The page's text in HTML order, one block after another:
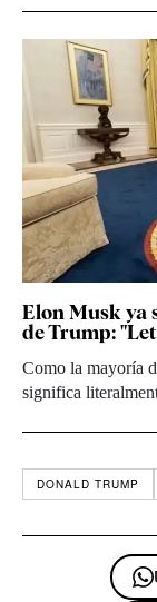
Elon Musk ya
de Trump:
Como la mayoría
significa
DONALD TRUMP